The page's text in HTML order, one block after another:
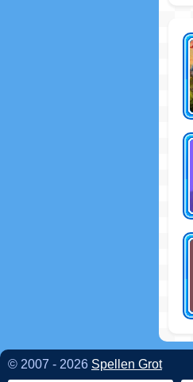
© 2007 - 2026 Spellen Grot